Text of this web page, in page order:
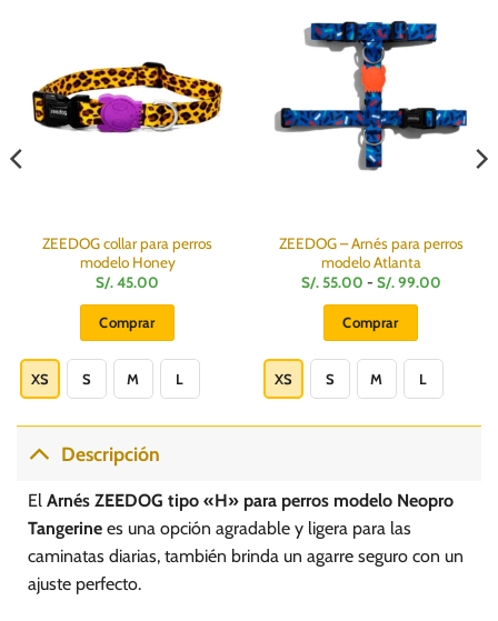
ZEEDOG collar para perros
modelo Honey
S/.45.00
Comprar
producto
tiene
múltiples
variantes.
Las
opciones
pueden
elegir
en
XS S M L
ZEEDOG – Arnés para perros
modelo Atlanta
S/.55.00 - S/.99.00Rango
hasta
99.00
Comprar
producto
tiene
múltiples
opciones
pueden
elegir
XS S M L
Descripción
El Arnés ZEEDOG tipo «H» para perros modelo Neopro
Tangerine es una opción agradable y ligera para las
caminatas diarias, también brinda un agarre seguro con un
ajuste perfecto.